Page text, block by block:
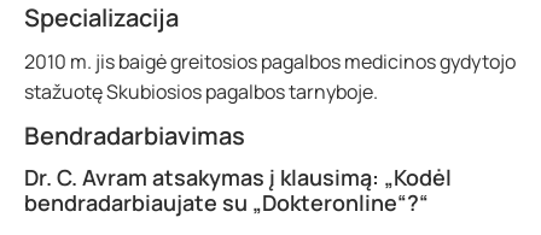
Specializacija
2010 m. jis baigė greitosios pagalbos medicinos gydytojo
stažuotę Skubiosios pagalbos tarnyboje.
Bendradarbiavimas
Dr. C. Avram atsakymas į klausimą: „Kodėl
bendradarbiaujate su „Dokteronline“?“